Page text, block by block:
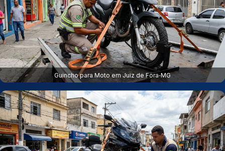
Guincho para Moto em Juiz de Fora‑MG